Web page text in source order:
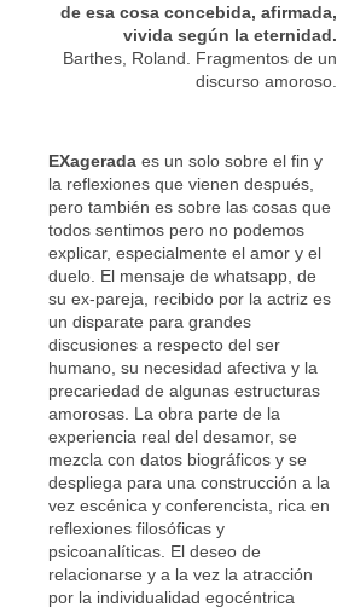
de esa cosa concebida, afirmada,
vivida según la eternidad.
Barthes, Roland. Fragmentos de un
discurso amoroso.
EXagerada es un solo sobre el fin y
la reflexiones que vienen después,
pero también es sobre las cosas que
todos sentimos pero no podemos
explicar, especialmente el amor y el
duelo. El mensaje de whatsapp, de
su ex-pareja, recibido por la actriz es
un disparate para grandes
discusiones a respecto del ser
humano, su necesidad afectiva y la
precariedad de algunas estructuras
amorosas. La obra parte de la
experiencia real del desamor, se
mezcla con datos biográficos y se
despliega para una construcción a la
vez escénica y conferencista, rica en
reflexiones filosóficas y
psicoanalíticas. El deseo de
relacionarse y a la vez la atracción
por la individualidad egocéntrica